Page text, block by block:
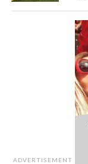
ADVERTISEMENT